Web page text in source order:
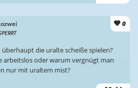
0
die uralte scheiße spielen?
arbeitslos oder warum vergnügt man
nur mit uraltem mist?